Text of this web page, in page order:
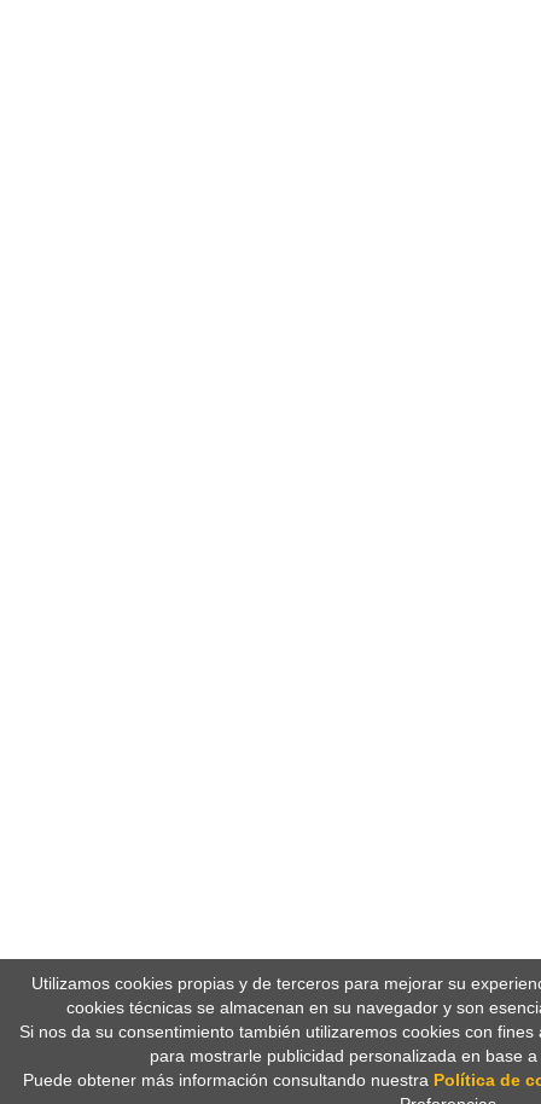
Utilizamos cookies propias y de terceros para mejorar su
cookies técnicas se almacenan en su navegador y son
Si nos da su consentimiento también utilizaremos cookies con
para mostrarle publicidad personalizada en base
Puede obtener más información consultando nuestra Política de